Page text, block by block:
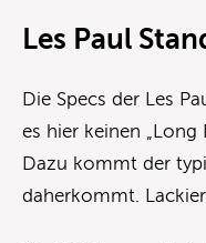
Les Paul
Die Specs der Les
es hier keinen „Long
Dazu kommt der
daherkommt.